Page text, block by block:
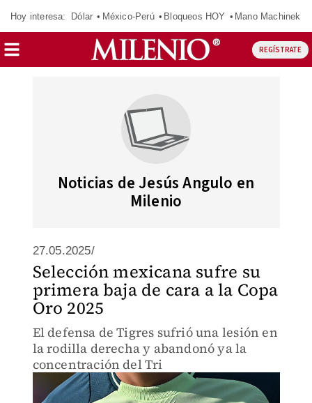
Hoy interesa: Dólar México-Perú Bloqueos HOY Mano Machinek
REGÍSTRATE
Noticias de Jesús Angulo en
Milenio
27.05.2025/
Selección mexicana sufre su
primera baja de cara a la Copa
Oro 2025
El defensa de Tigres sufrió una lesión en
la rodilla derecha y abandonó ya la
concentración del Tri